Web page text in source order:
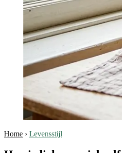
Home › Levensstijl